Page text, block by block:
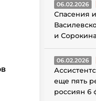
06.02.2026
Спасения
и
06.02.2026
еще пять
россиян 6